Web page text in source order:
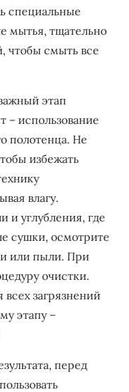
специальные
мытья‚ тщательно
чтобы смыть все
этап
– использование
полотенца. Не
избежать
влагу.
углубления‚ где
сушки‚ осмотрите
или пыли. При
очистки.
всех загрязнений
этапу –
перед